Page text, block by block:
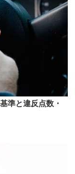
準と違反点数・